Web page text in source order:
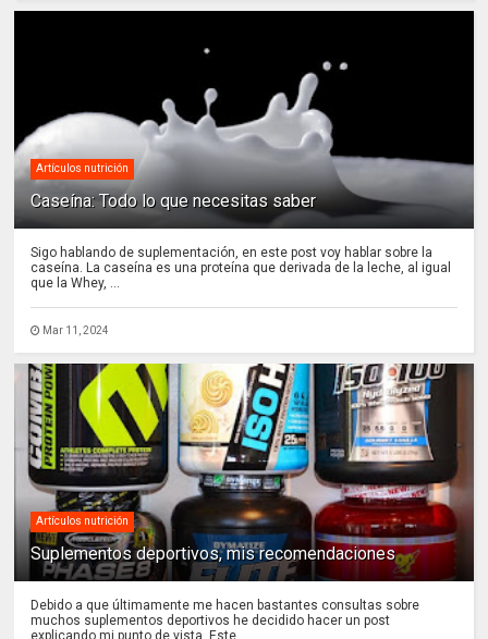
Artículos nutrición
Caseína: Todo lo que necesitas saber
Sigo hablando de suplementación, en este post voy hablar sobre la
caseína. La caseína es una proteína que derivada de la leche, al igual
que la Whey, ...
Mar 11, 2024
Artículos nutrición
Suplementos deportivos, mis recomendaciones
Debido a que últimamente me hacen bastantes consultas sobre
muchos suplementos deportivos he decidido hacer un post
explicando mi punto de vista. Este...